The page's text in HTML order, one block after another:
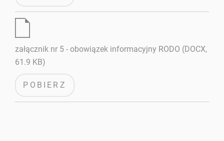
załącznik nr 5 - obowiązek informacyjny RODO (DOCX,
61.9 KB)
POBIERZ